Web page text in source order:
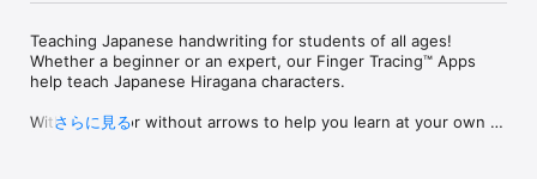
Teaching Japanese handwriting for students of all ages!
Whether a beginner or an expert, our Finger Tracing™ Apps
help teach Japanese Hiragana characters.
With arrows or without arrows to help you learn at your own
さらに見る